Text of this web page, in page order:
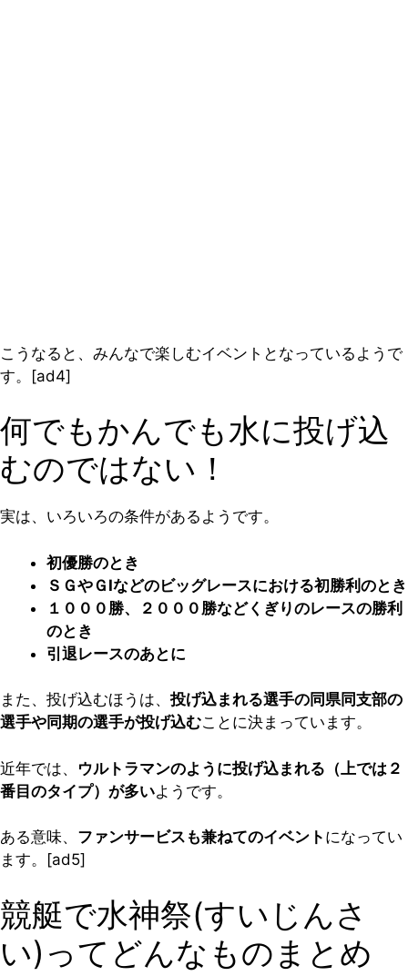
こうなると、みんなで楽しむイベントとなっているようで
す。[ad4]
何でもかんでも水に投げ込
むのではない！
実は、いろいろの条件があるようです。
初優勝のとき
ＳＧやＧⅠなどのビッグレースにおける初勝利のとき
１０００勝、２０００勝などくぎりのレースの勝利
のとき
引退レースのあとに
また、投げ込むほうは、 投げ込まれる選手の同県同支部の
選手や同期の選手が投げ込むことに決まっています。
近年では、 ウルトラマンのように投げ込まれる（上では２
番目のタイプ）が多いようです。
ある意味、 ファンサービスも兼ねてのイベント になってい
ます。[ad5]
競艇で水神祭(すいじんさ
い)ってどんなものまとめ